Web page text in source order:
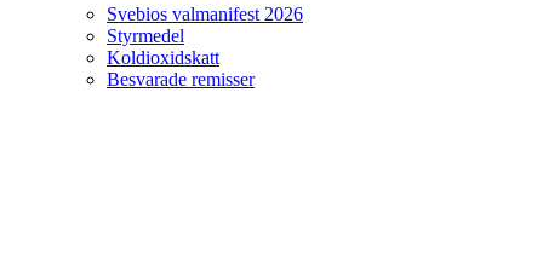
Svebios valmanifest 2026
Styrmedel
Koldioxidskatt
Besvarade remisser